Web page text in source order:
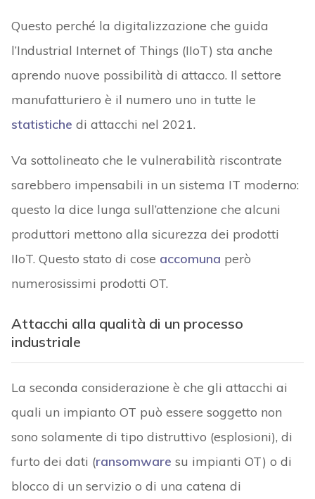
Questo perché la digitalizzazione che guida
l’Industrial Internet of Things (IIoT) sta anche
aprendo nuove possibilità di attacco. Il settore
manufatturiero è il numero uno in tutte le
statistiche di attacchi nel 2021.
Va sottolineato che le vulnerabilità riscontrate
sarebbero impensabili in un sistema IT moderno:
questo la dice lunga sull’attenzione che alcuni
produttori mettono alla sicurezza dei prodotti
IIoT. Questo stato di cose accomuna però
numerosissimi prodotti OT.
Attacchi alla qualità di un processo
industriale
La seconda considerazione è che gli attacchi ai
quali un impianto OT può essere soggetto non
sono solamente di tipo distruttivo (esplosioni), di
furto dei dati (ransomware su impianti OT) o di
blocco di un servizio o di una catena di